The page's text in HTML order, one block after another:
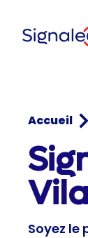
Accueil
Soyez